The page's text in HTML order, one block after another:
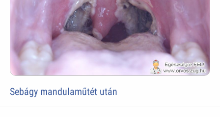
Sebágy mandulaműtét után